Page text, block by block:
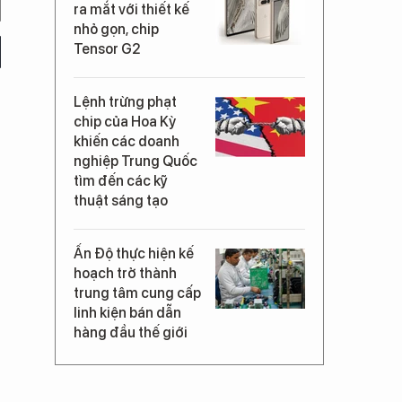
ra mắt với thiết kế
nhỏ gọn, chip
Tensor G2
Lệnh trừng phạt
chip của Hoa Kỳ
khiến các doanh
nghiệp Trung Quốc
tìm đến các kỹ
thuật sáng tạo
Ấn Độ thực hiện kế
hoạch trở thành
trung tâm cung cấp
linh kiện bán dẫn
hàng đầu thế giới